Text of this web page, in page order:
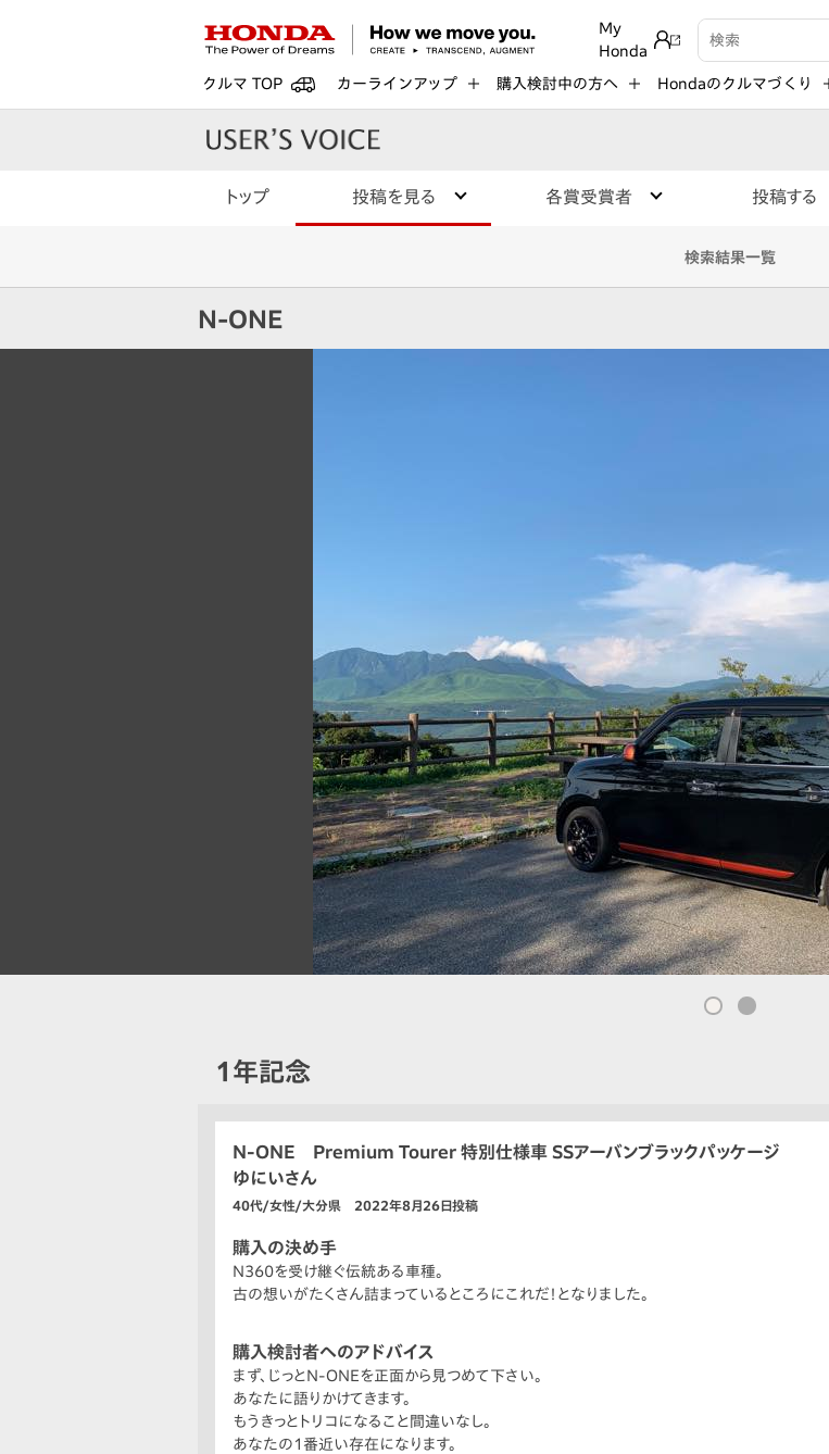
My
Honda
検索キーワード入力
クルマ TOP カーラインアップ 購入検討中の方へ Hondaのクルマづくり
トップ 投稿を見る 各賞受賞者 投稿する
検索結果一覧
N-ONE
1年記念
N-ONE Premium Tourer 特別仕様車 SSアーバンブラックパッケージ
ゆにいさん
40代/女性/大分県 2022年8月26日投稿
購入の決め手
N360を受け継ぐ伝統ある車種。
古の想いがたくさん詰まっているところにこれだ！となりました。
購入検討者へのアドバイス
まず、じっとN-ONEを正面から見つめて下さい。
あなたに語りかけてきます。
もうきっとトリコになること間違いなし。
あなたの1番近い存在になります。